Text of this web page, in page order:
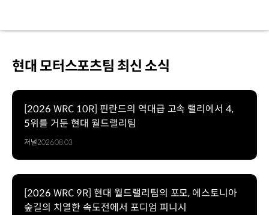
현대 모터스포츠팀 최신 소식
[2026 WRC 10R] 핀란드의 역대급 고속 랠리에서 4,
5위를 거둔 현대 월드랠리팀
저널2026.08.03
[2026 WRC 9R] 현대 월드랠리팀의 포모, 에스토니아
숲길의 치열한 속도전에서 포디엄 피니시